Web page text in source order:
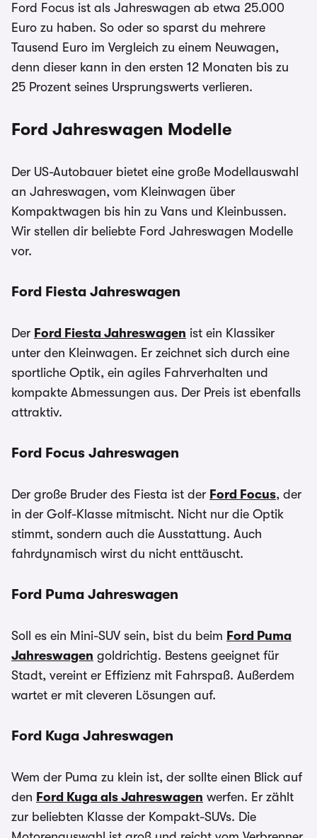
Ford Focus ist als Jahreswagen ab etwa 25.000
Euro zu haben. So oder so sparst du mehrere
Tausend Euro im Vergleich zu einem Neuwagen,
denn dieser kann in den ersten 12 Monaten bis zu
25 Prozent seines Ursprungswerts verlieren.
Ford Jahreswagen Modelle
Der US-Autobauer bietet eine große Modellauswahl
an Jahreswagen, vom Kleinwagen über
Kompaktwagen bis hin zu Vans und Kleinbussen.
Wir stellen dir beliebte Ford Jahreswagen Modelle
vor.
Ford Fiesta Jahreswagen
Der Ford Fiesta Jahreswagen ist ein Klassiker
unter den Kleinwagen. Er zeichnet sich durch eine
sportliche Optik, ein agiles Fahrverhalten und
kompakte Abmessungen aus. Der Preis ist ebenfalls
attraktiv.
Ford Focus Jahreswagen
Der große Bruder des Fiesta ist der Ford Focus, der
in der Golf-Klasse mitmischt. Nicht nur die Optik
stimmt, sondern auch die Ausstattung. Auch
fahrdynamisch wirst du nicht enttäuscht.
Ford Puma Jahreswagen
Soll es ein Mini-SUV sein, bist du beim Ford Puma
Jahreswagen goldrichtig. Bestens geeignet für
Stadt, vereint er Effizienz mit Fahrspaß. Außerdem
wartet er mit cleveren Lösungen auf.
Ford Kuga Jahreswagen
Wem der Puma zu klein ist, der sollte einen Blick auf
den Ford Kuga als Jahreswagen werfen. Er zählt
zur beliebten Klasse der Kompakt-SUVs. Die